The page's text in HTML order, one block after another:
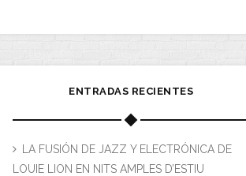
ENTRADAS RECIENTES
LA FUSIÓN DE JAZZ Y ELECTRÓNICA DE
LOUIE LION EN NITS AMPLES D’ESTIU